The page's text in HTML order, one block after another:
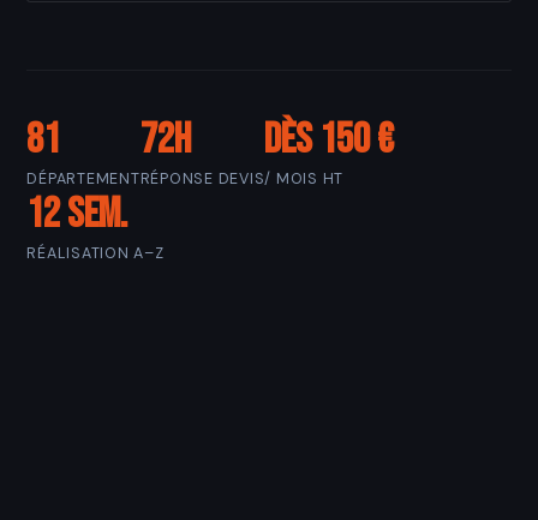
81
DÉPARTEMENT
72h
RÉPONSE DEVIS
Dès 150 €
/ MOIS HT
12 sem.
RÉALISATION A–Z